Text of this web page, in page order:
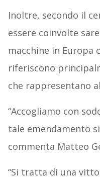
Inoltre, secondo il
essere coinvolte
macchine in Europa
riferiscono
che rappresentano
“Accogliamo con
tale emendamento
commenta Matteo
“Si tratta di una